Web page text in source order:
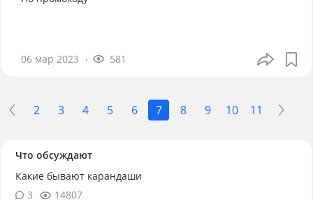
06 мар 2023 581
2 3 4 5 6 7 8 9 10 11
Что обсуждают
Какие бывают карандаши
3
14807